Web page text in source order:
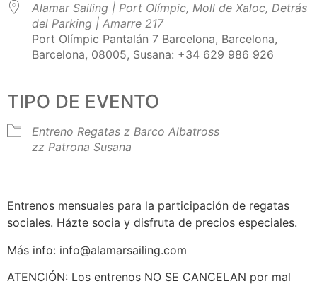
Alamar Sailing | Port Olímpic, Moll de Xaloc, Detrás
del Parking | Amarre 217
Port Olímpic Pantalán 7 Barcelona, Barcelona,
Barcelona, 08005, Susana: +34 629 986 926
TIPO DE EVENTO
Entreno Regatas z Barco Albatross
zz Patrona Susana
Entrenos mensuales para la participación de regatas
sociales. Házte socia y disfruta de precios especiales.
Más info: info@alamarsailing.com
ATENCIÓN: Los entrenos NO SE CANCELAN por mal